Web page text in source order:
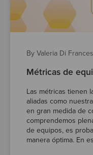
By Valeria Di
Métricas de
Las métricas tienen
aliadas como
en gran medida de
comprendemos
de equipos, es
manera óptima. En